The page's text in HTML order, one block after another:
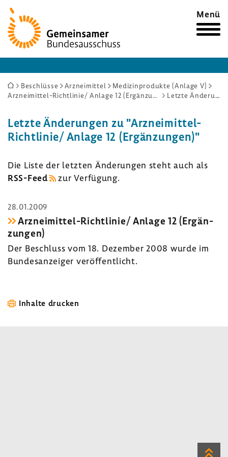
Zur
Startseite
Menü
Sie
sind
Beschlüsse Arzneimittel
Medizinprodukte (Anlage V)
Arzneimittel-Richtlinie/ Anlage 12 (Ergänzungen)
Letzte Änderungen
Letzte Ände­rungen zu "Arzneimittel-​
Richtlinie/ Anlage 12 (Ergän­zungen)"
Die Liste der letzten Ände­rungen steht auch als
RSS-​Feed
zur Verfü­gung.
28.01.2009
Arzneimittel-​Richtlinie/ Anlage 12 (Ergän­
zungen)
Der Beschluss vom 18. Dezember 2008 wurde im
Bundes­an­zeiger veröf­fent­licht.
Inhalte drucken
Zum